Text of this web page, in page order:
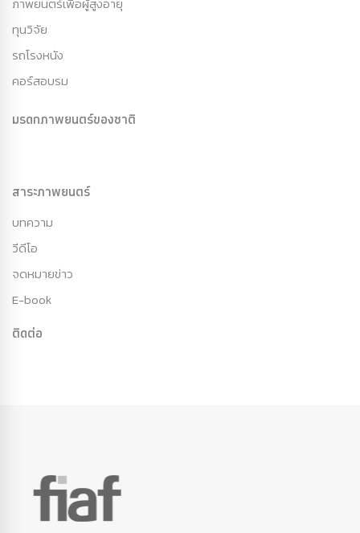
ทุนวิจัย
รถโรงหนัง
คอร์สอบรม
มรดกภาพยนตร์ของชาติ
สาระภาพยนตร์
บทความ
วีดีโอ
จดหมายข่าว
E-book
ติดต่อ